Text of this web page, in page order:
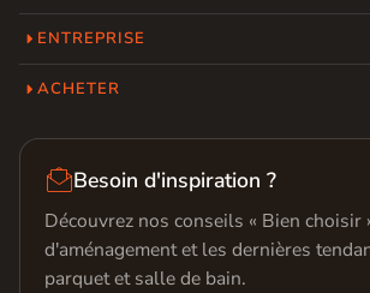
ENTREPRISE
ACHETER
Besoin d'inspiration ?
Découvrez nos conseils « Bien choisir
d'aménagement et les dernières
parquet et salle de bain.